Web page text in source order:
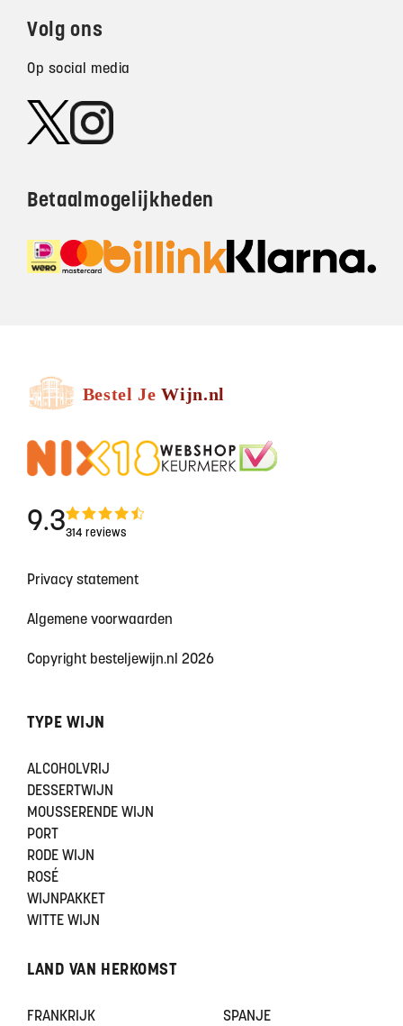
Volg ons
Op social media
Betaalmogelijkheden
9.3314 reviews
Privacy statement
Algemene voorwaarden
Copyright besteljewijn.nl 2026
TYPE WIJN
ALCOHOLVRIJ
DESSERTWIJN
MOUSSERENDE WIJN
PORT
RODE WIJN
ROSÉ
WIJNPAKKET
WITTE WIJN
LAND VAN HERKOMST
FRANKRIJK SPANJE